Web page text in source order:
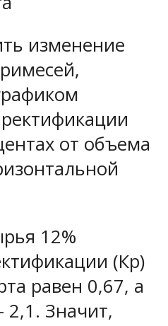
изменение
от объема
12%
(Кр)
равен 0,67, а
2,1. Значит,